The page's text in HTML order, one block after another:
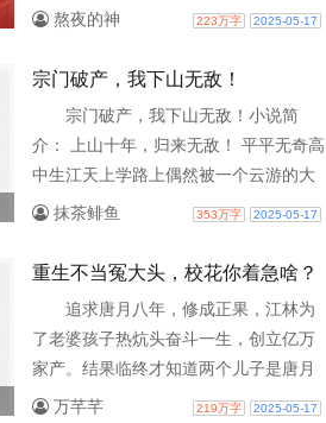
如不了您的眼么?”听到记着的提问，李
容。我心里有扇门，里面住着人！门里
永远不会愈合的血痂。......江州首富李
星锋，在一场公司的庆功宴上宿醉后，
意外...
熬夜的神 223万字 2025-05-17
宗门破产，我下山无敌！
宗门破产，我下山无敌！小说简
介： 上山十年，归来无敌！ 平平无奇高
中生江天上学路上偶然被一个云游的大
乘强者一眼看出是天生道体修仙的好苗
门破产，江天无奈强势回归！ 自此以后
淡一笑：“我无敌，你随意，如有不服，
那就干我！”【故事纯属虚构，切勿和现
实挂钩，如有不合理地方，一笑而过即
可，别上纲上线哦】
抹茶鲱鱼 353万字 2025-05-17
重生不当冤大头，校花你着急啥？
追求唐月八年，修成正果，江林为
了老婆孩子热炕头奋斗一生，创立亿万
家产。结果临终才知道两个儿子是唐月
和她的白月光的亲生儿子，而自己只不
万芊芊 219万字 2025-05-17